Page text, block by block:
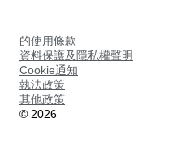
的使用條款
資料保護及隱私權聲明
Cookie通知
執法政策
其他政策
© 2026